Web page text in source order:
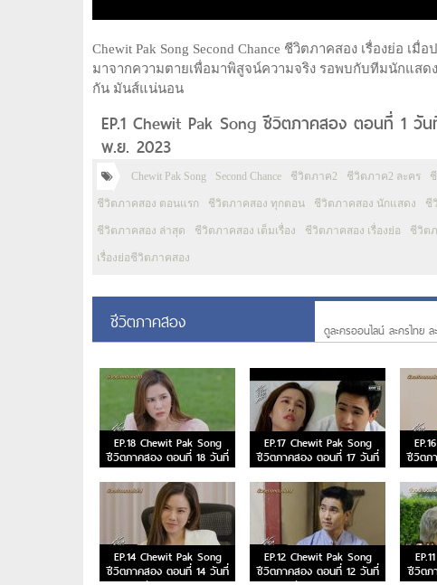
Chewit Pak Song Second Chance ชีวิตภาคสอง เรื่องย่อ
มาจากความตายเพื่อมาพิสูจน์ความจริง รอพบกับทีมนักแสด
กัน มันส์แน่นอน
EP.1 Chewit Pak Song ชีวิตภาคสอง ตอนที่ 1
พ.ย. 2023
Chewit Pak Song Second Chance ชีวิตภาค2 ชีวิตภาค2 ละคร
ชีวิตภาคสอง ตอนแรก ชีวิตภาคสอง ทุกตอน ชีวิตภาคสอง นักแสดง ชี
ชีวิตภาคสอง ล่าสุด ชีวิตภาคสอง เต็มเรื่อง ชีวิตภาคสอง เรื่องย่อ ชีวิต
เรื่องย่อชีวิตภาคสอง
ชีวิตภาคสอง ดูละครออนไลน์ ละครไทย
EP.18 Chewit Pak Song
ชีวิตภาคสอง ตอนที่ 18 วันที่
15 มกราคม 2567
EP.17 Chewit Pak Song
ชีวิตภาคสอง ตอนที่ 17 วันที่
9 มกราคม 2567
ชีวิตภ
EP.14 Chewit Pak Song
ชีวิตภาคสอง ตอนที่ 14 วันที่
EP.12 Chewit Pak Song
ชีวิตภาคสอง ตอนที่ 12 วันที่
ชีวิตภ